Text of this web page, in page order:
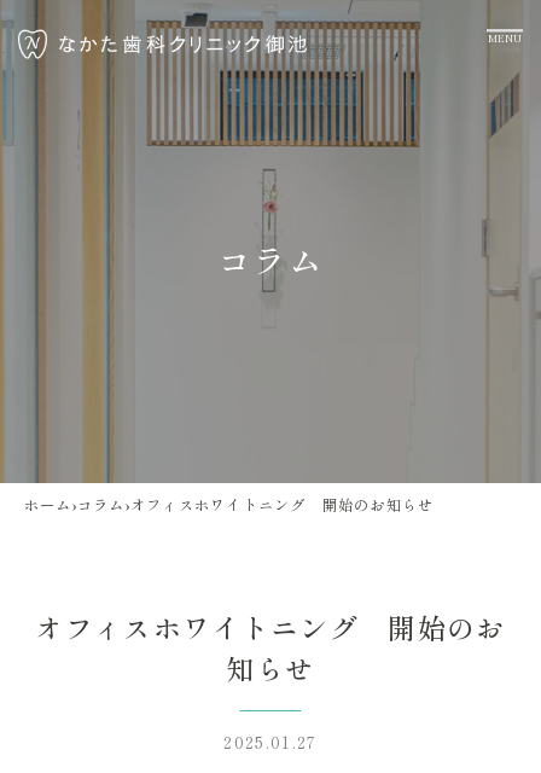
コラム
ホーム›コラム›オフィスホワイトニング 開始のお知らせ
オフィスホワイトニング 開始のお
知らせ
2025.01.27